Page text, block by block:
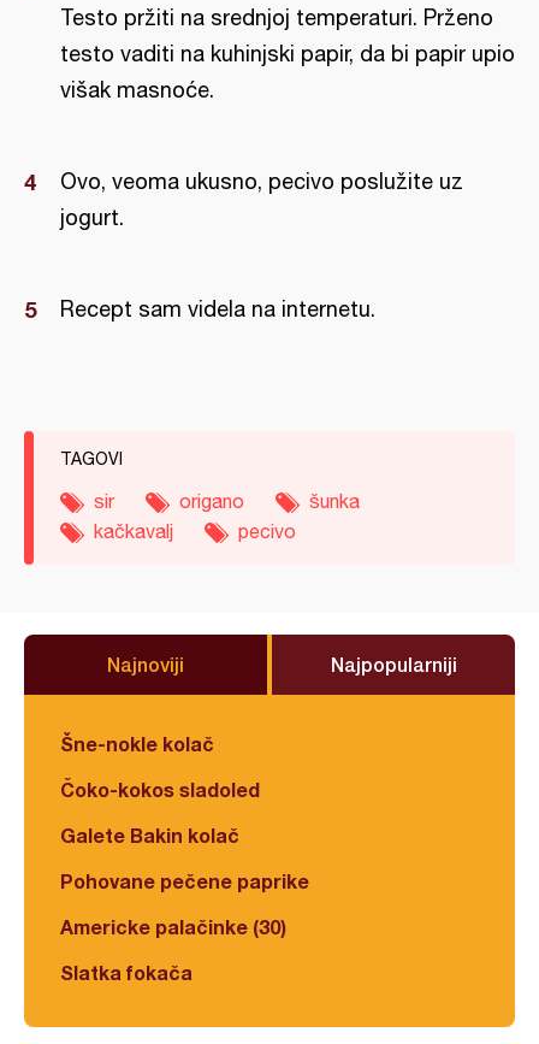
Testo pržiti na srednjoj temperaturi. Prženo
testo vaditi na kuhinjski papir, da bi papir upio
višak masnoće.
Ovo, veoma ukusno, pecivo poslužite uz
jogurt.
Recept sam videla na internetu.
TAGOVI
sir origano
šunka
kačkavalj
pecivo
Najnoviji Najpopularniji
Šne-nokle kolač
Čoko-kokos sladoled
Galete Bakin kolač
Pohovane pečene paprike
Americke palačinke (30)
Slatka fokača